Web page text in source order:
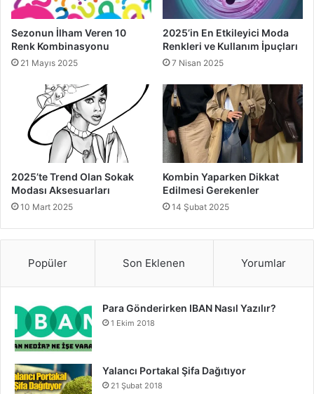
Sezonun İlham Veren 10
Renk Kombinasyonu
21 Mayıs 2025
2025’in En Etkileyici Moda
Renkleri ve Kullanım İpuçları
7 Nisan 2025
2025’te Trend Olan Sokak
Modası Aksesuarları
10 Mart 2025
Kombin Yaparken Dikkat
Edilmesi Gerekenler
14 Şubat 2025
Popüler Son Eklenen Yorumlar
Para Gönderirken IBAN Nasıl Yazılır?
1 Ekim 2018
Yalancı Portakal Şifa Dağıtıyor
21 Şubat 2018